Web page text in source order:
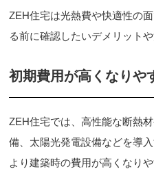
ZEH住宅は光熱費や快適性の
る前に確認したいデメリット
初期費用が高くなりや
ZEH住宅では、高性能な断熱
備、太陽光発電設備などを導
より建築時の費用が高くなり